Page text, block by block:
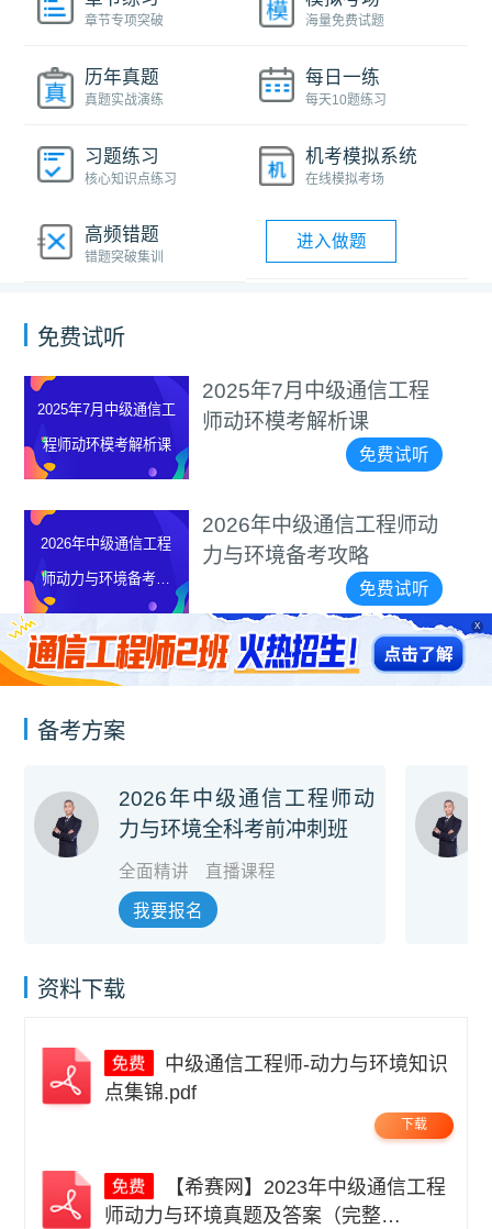
章节专项突破 海量免费试题
历年真题
真题实战演练
每日一练
每天10题练习
习题练习
核心知识点练习
机考模拟系统
在线模拟考场
高频错题
错题突破集训
进入做题
免费试听
级通信工程
解析课
免费试听
通信工程师动
考攻略
免费试听
通信工程
希赛品牌
X
备考方案
2026年中级通信工程师动
力与环境全科考前冲刺班
全面精讲 直播课程
我要报名
资料下载
点集锦.pdf
下载
师动力与环境真题及答案（完整